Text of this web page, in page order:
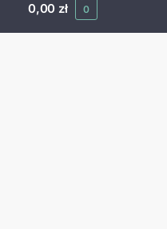
0,00 zł 0